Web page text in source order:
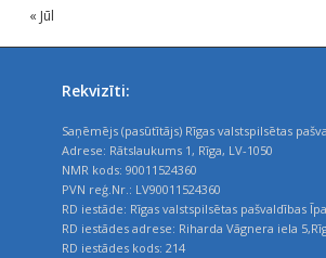
« Jūl
Rekvizīti:
Saņēmējs (pasūtītājs) Rīgas valstspilsētas
Adrese: Rātslaukums 1, Rīga, LV-1050
NMR kods: 90011524360
PVN reģ.Nr.: LV90011524360
RD iestāde: Rīgas valstspilsētas pašvaldības
RD iestādes adrese: Riharda Vāgnera iela
RD iestādes kods: 214